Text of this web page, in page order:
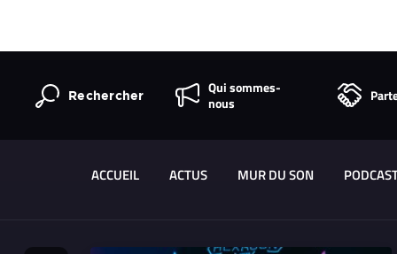
Rechercher
Qui sommes-
nous
ACCUEIL ACTUS MUR DU SON